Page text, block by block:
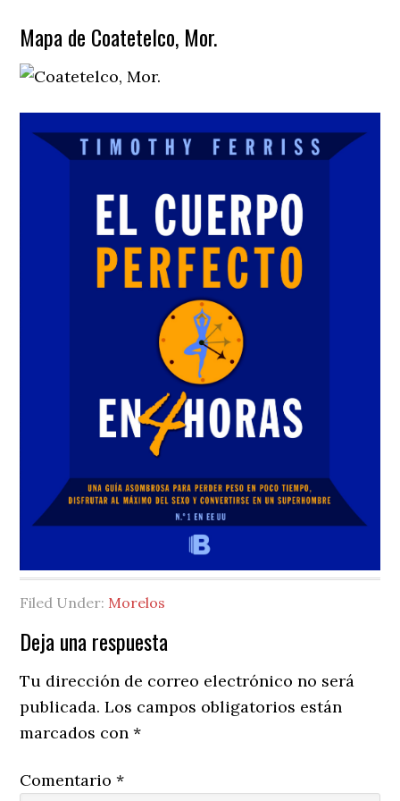
Mapa de Coatetelco, Mor.
Filed Under: Morelos
Reader
Interactions
Deja una respuesta
Tu dirección de correo electrónico no será
publicada. Los campos obligatorios están
marcados con*
Comentario*